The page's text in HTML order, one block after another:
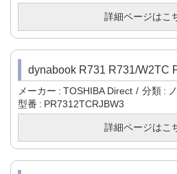
詳細ページはこ
dynabook R731 R731/W2TC
メーカー TOSHIBA Direct 分類
型番
PR7312TCRJBW3
詳細ページはこ